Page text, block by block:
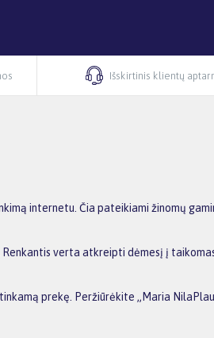
Išskirtinis klientų
internetu. Čia pateikiami žinomų
verta atkreipti dėmesį į
prekę. Peržiūrėkite „Maria